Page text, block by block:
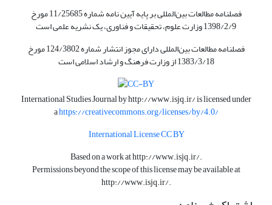
فصلنامه مطالعات بین‌المللی بر پایه آیین نامه شماره 11/25685 مورخ
1398/2/9 وزارت علوم، تحقیقات و فناوری، یک نشریه علمی است
فصلنامه مطالعات بین‌المللی دارای مجوز انتشار شماره 124/3802 مورخ
1383/3/18 از وزارت فرهنگ و ارشاد اسلامی است
International Studies Journal byhttp://www.isjq.ir/is licensed under
ahttps://creativecommons.org/licenses/by/4.0/
International License CC BY
Based on a work athttp://www.isjq.ir/.
Permissions beyond the scope of this license may be available at
http://www.isjq.ir/.